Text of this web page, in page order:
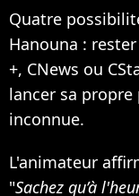
Quatre
Hanouna :
+, CNews ou
lancer sa
inconnue.
L'animateur
"Sachez qu’à